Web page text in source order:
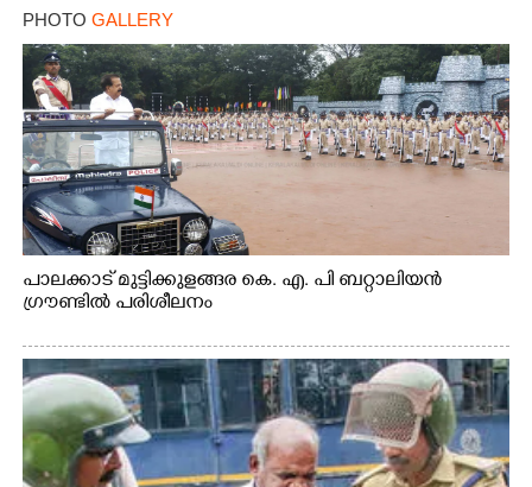
PHOTO GALLERY
പാലക്കാട് മുട്ടിക്കുളങ്ങര കെ. എ. പി ബറ്റാലിയൻ
ഗ്രൗണ്ടിൽ പരിശീലനം